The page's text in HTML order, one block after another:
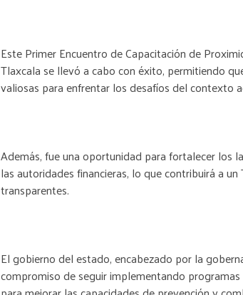
Este Primer Encuentro de Capacitación de
Tlaxcala se llevó a cabo con éxito, permitiendo
valiosas para enfrentar los desafíos del contexto
Además, fue una oportunidad para fortalecer los
las autoridades financieras, lo que contribuirá a
transparentes.
El gobierno del estado, encabezado por la
compromiso de seguir implementando